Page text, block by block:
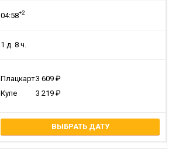
04:58+2
1 д. 8 ч.
Плацкарт3 609
Купе
3 219
ВЫБРАТЬ ДАТУ